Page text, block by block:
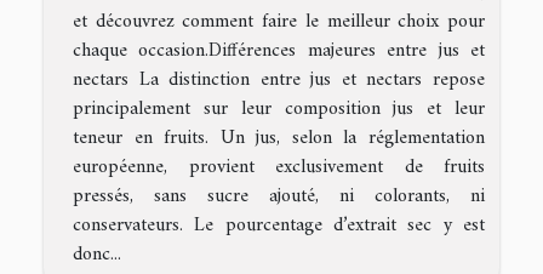
et découvrez comment faire le meilleur choix pour
chaque occasion.Différences majeures entre jus et
nectars La distinction entre jus et nectars repose
principalement sur leur composition jus et leur
teneur en fruits. Un jus, selon la réglementation
européenne, provient exclusivement de fruits
pressés, sans sucre ajouté, ni colorants, ni
conservateurs. Le pourcentage d’extrait sec y est
donc...